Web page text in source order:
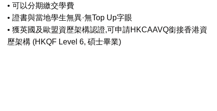
• 可以分期繳交學費
• 證書與當地學生無異·無Top Up字眼
• 獲英國及歐盟資歷架構認證,可申請HKCAAVQ銜接香港資
歷架構 (HKQF Level 6, 碩士畢業)